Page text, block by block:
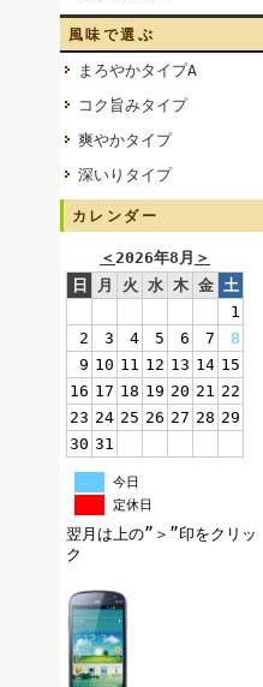
風味で選ぶ
まろやかタイプA
コク旨みタイプ
爽やかタイプ
深いりタイプ
カレンダー
＜2026年8月 ＞
日
月 火 水 木 金 土
1
2
3 4 5 6 7
8
9 10 11 12 13 14 15
16 17 18 19 20 21 22
23 24 25 26 27 28 29
30 31
今日
定休日
翌月は上の”＞”印をクリッ
ク